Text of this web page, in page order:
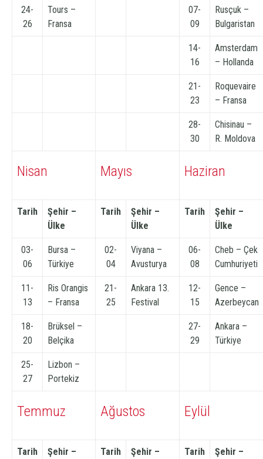
24-
26
Tours –
Fransa
07-
09
Rusçuk –
Bulgaristan
14-
16
Amsterdam
– Hollanda
21-
23
Roquevaire
– Fransa
28-
30
Chisinau –
R. Moldova
Nisan Mayıs Haziran
Tarih
Şehir –
Ülke
Tarih
Şehir –
Ülke
Tarih
Şehir –
Ülke
03-
06
Bursa –
Türkiye
02-
04
Viyana –
Avusturya
06-
08
Cheb – Çek
Cumhuriyeti
11-
13
Ris Orangis
– Fransa
21-
25
Ankara 13.
Festival
12-
15
Gence –
Azerbeycan
18-
20
Brüksel –
Belçika
27-
29
Ankara –
Türkiye
25-
27
Lizbon –
Portekiz
Temmuz Ağustos Eylül
Tarih
Şehir –
Tarih
Şehir –
Tarih
Şehir –